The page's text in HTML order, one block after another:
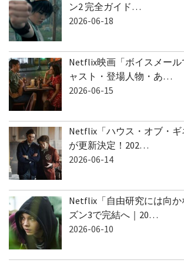
ン2 完全ガイド…
2026-06-18
Netflix映画「ボイスメール
ャスト・登場人物・あ…
2026-06-15
Netflix「ハウス・オブ・
が更新決定！202…
2026-06-14
Netflix「自由研究には向
ズン3で完結へ｜20…
2026-06-10